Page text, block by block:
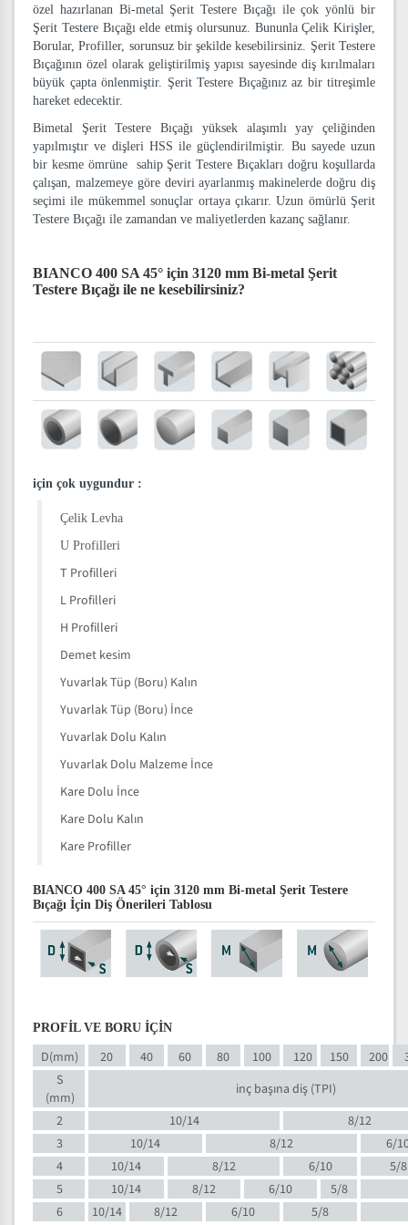
özel hazırlanan Bi-metal Şerit Testere Bıçağı ile çok yönlü bir
Şerit Testere Bıçağı elde etmiş olursunuz. Bununla Çelik Kirişler,
Borular, Profiller, sorunsuz bir şekilde kesebilirsiniz. Şerit Testere
Bıçağının özel olarak geliştirilmiş yapısı sayesinde diş kırılmaları
büyük çapta önlenmiştir. Şerit Testere Bıçağınız az bir titreşimle
hareket edecektir.
Bimetal Şerit Testere Bıçağı yüksek alaşımlı yay çeliğinden
yapılmıştır ve dişleri HSS ile güçlendirilmiştir. Bu sayede uzun
bir kesme ömrüne sahip Şerit Testere Bıçakları doğru koşullarda
çalışan, malzemeye göre deviri ayarlanmış makinelerde doğru diş
seçimi ile mükemmel sonuçlar ortaya çıkarır. Uzun ömürlü Şerit
Testere Bıçağı ile zamandan ve maliyetlerden kazanç sağlanır.
BIANCO 400 SA 45° için 3120 mm Bi-metal Şerit
Testere Bıçağı ile ne kesebilirsiniz?
için çok uygundur :
Çelik Levha
U Profilleri
T Profilleri
L Profilleri
H Profilleri
Demet kesim
Yuvarlak Tüp (Boru) Kalın
Yuvarlak Tüp (Boru) İnce
Yuvarlak Dolu Kalın
Yuvarlak Dolu Malzeme İnce
Kare Dolu İnce
Kare Dolu Kalın
Kare Profiller
BIANCO 400 SA 45° için 3120 mm Bi-metal Şerit Testere
Bıçağı İçin Diş Önerileri Tablosu
PROFİL VE BORU İÇİN
D(mm) 20 40 60 80 100 120 150 200
S
(mm)
inç başına diş (TPI)
2
10/14
8/12
3
10/14 8/12
6/
4
10/14 8/12 6/10
5/8
5
10/14 8/12 6/10
5/8
6
10/14 8/12 6/10
5/8